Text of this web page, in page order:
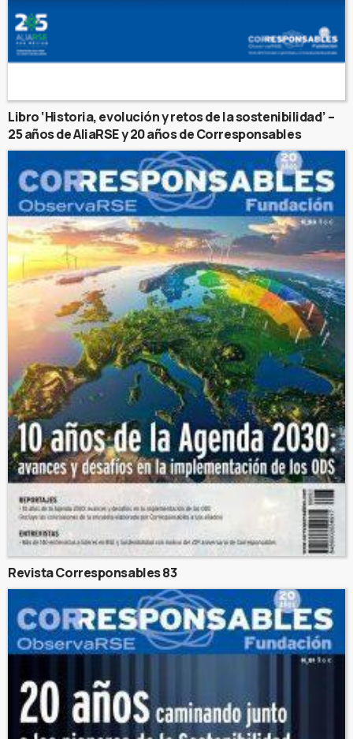
Libro ‘Historia, evolución y retos de la sostenibilidad’ –
25 años de AliaRSE y 20 años de Corresponsables
Revista Corresponsables 83